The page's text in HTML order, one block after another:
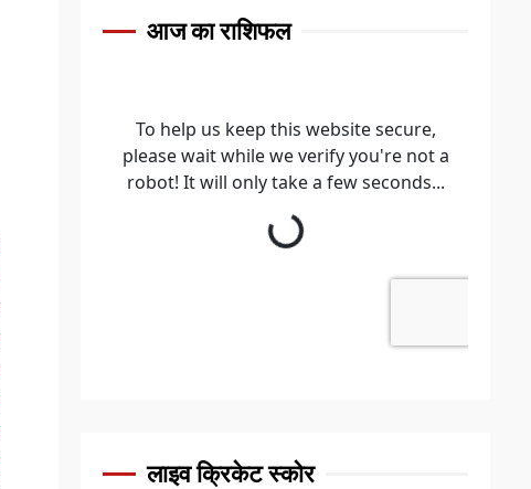
आज का राशिफल
लाइव क्रिकेट स्कोर